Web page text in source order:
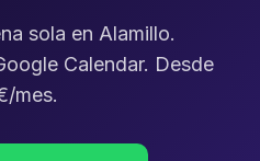
sola en Alamillo.
Calendar. Desde
mes.